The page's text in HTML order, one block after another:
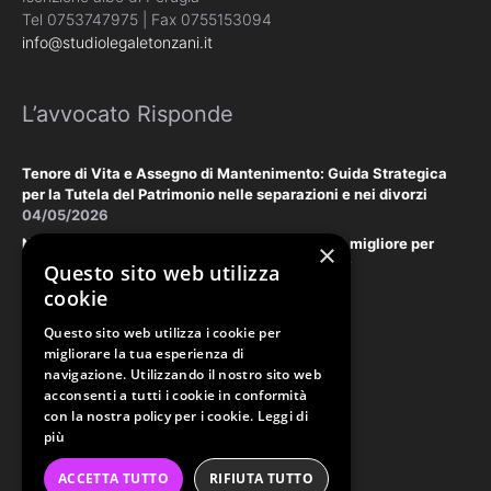
Tel 0753747975 | Fax 0755153094
info@studiolegaletonzani.it
L’avvocato Risponde
Tenore di Vita e Assegno di Mantenimento: Guida Strategica
per la Tutela del Patrimonio nelle separazioni e nei divorzi
04/05/2026
Negoziazione Assistita vs. Tribunale: la scelta migliore per
tutelare il vostro patrimonio e la vostra privacy
18/03/2026
Law & Disclaimer
PRIVACY POLICY
COOKIE POLICY
ORDINE AVVOCATI PERUGIA
×
Questo sito web utilizza
cookie
Questo sito web utilizza i cookie per
migliorare la tua esperienza di
navigazione. Utilizzando il nostro sito web
acconsenti a tutti i cookie in conformità
con la nostra policy per i cookie. Leggi di
più
ACCETTA TUTTO RIFIUTA TUTTO